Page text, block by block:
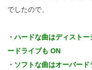
でしたので、
・ハードな曲はディスト
ードライブも ON
・ソフトな曲はオーバー